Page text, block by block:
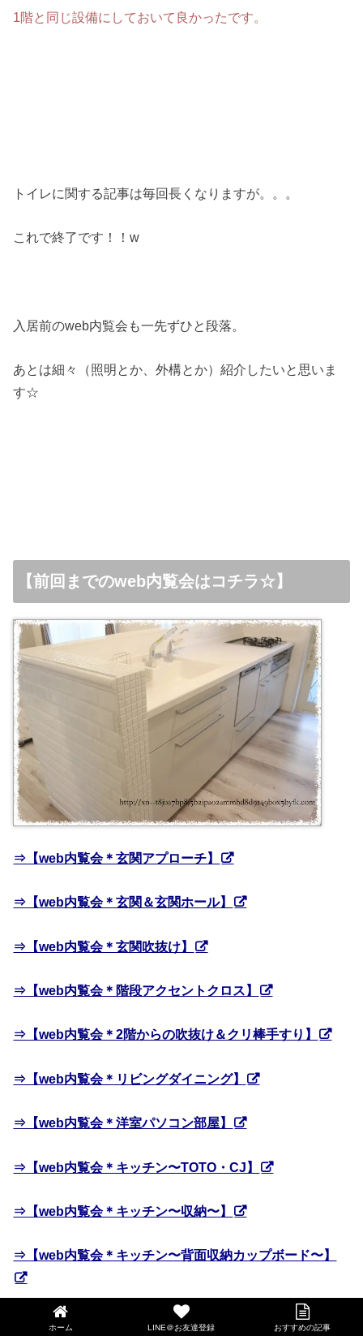
1階と同じ設備にしておいて良かったです。
トイレに関する記事は毎回長くなりますが。。。
これで終了です！！w
入居前のweb内覧会も一先ずひと段落。
あとは細々（照明とか、外構とか）紹介したいと思いま
す☆
【前回までのweb内覧会はコチラ☆】
⇒【web内覧会＊玄関アプローチ】
⇒【web内覧会＊玄関＆玄関ホール】
⇒【web内覧会＊玄関吹抜け】
⇒【web内覧会＊階段アクセントクロス】
⇒【web内覧会＊2階からの吹抜け＆クリ棒手すり】
⇒【web内覧会＊リビングダイニング】
⇒【web内覧会＊洋室パソコン部屋】
⇒【web内覧会＊キッチン〜TOTO・CJ】
⇒【web内覧会＊キッチン〜収納〜】
⇒【web内覧会＊キッチン〜背面収納カップボード〜】
⇒【web内覧会＊お気に入り壁紙の1階トイレ】
ホーム LINE＠お友達登録 おすすめの記事
LINE@